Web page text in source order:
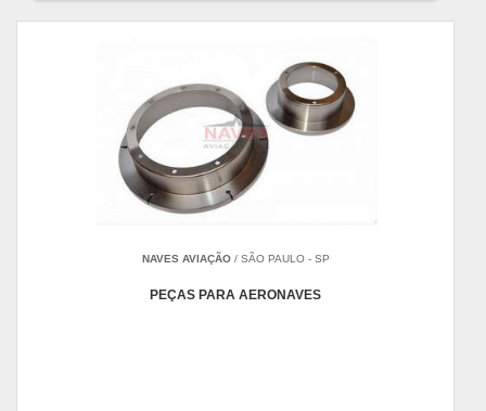
NAVES AVIAÇÃO/ SÃO PAULO - SP
PEÇAS PARA AERONAVES